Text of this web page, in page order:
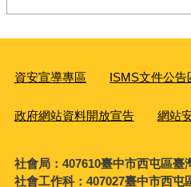
資安宣導專區 ISMS文件公告
政府網站資料開放宣告 網站
社會局：407610臺中市西屯區臺
社會工作科：407027臺中市西屯